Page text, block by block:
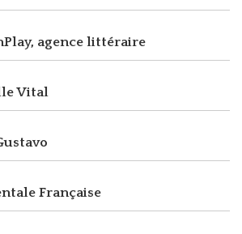
agence littéraire
Vital
Française